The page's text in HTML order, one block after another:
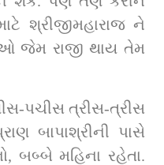
શ્રીજીમહારાજ ને
જેમ રાજી થાય તેમ
પચીસ ત્રીસ-ત્રીસ
બાપાશ્રીની પાસે
બબ્બે મહિના રહેતા.